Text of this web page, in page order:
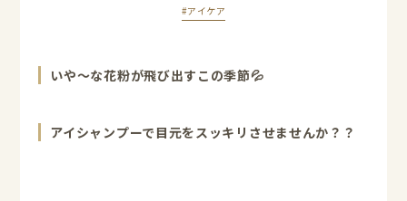
#アイケア
いや～な花粉が飛び出すこの季節💦
アイシャンプーで目元をスッキリさせませんか？？